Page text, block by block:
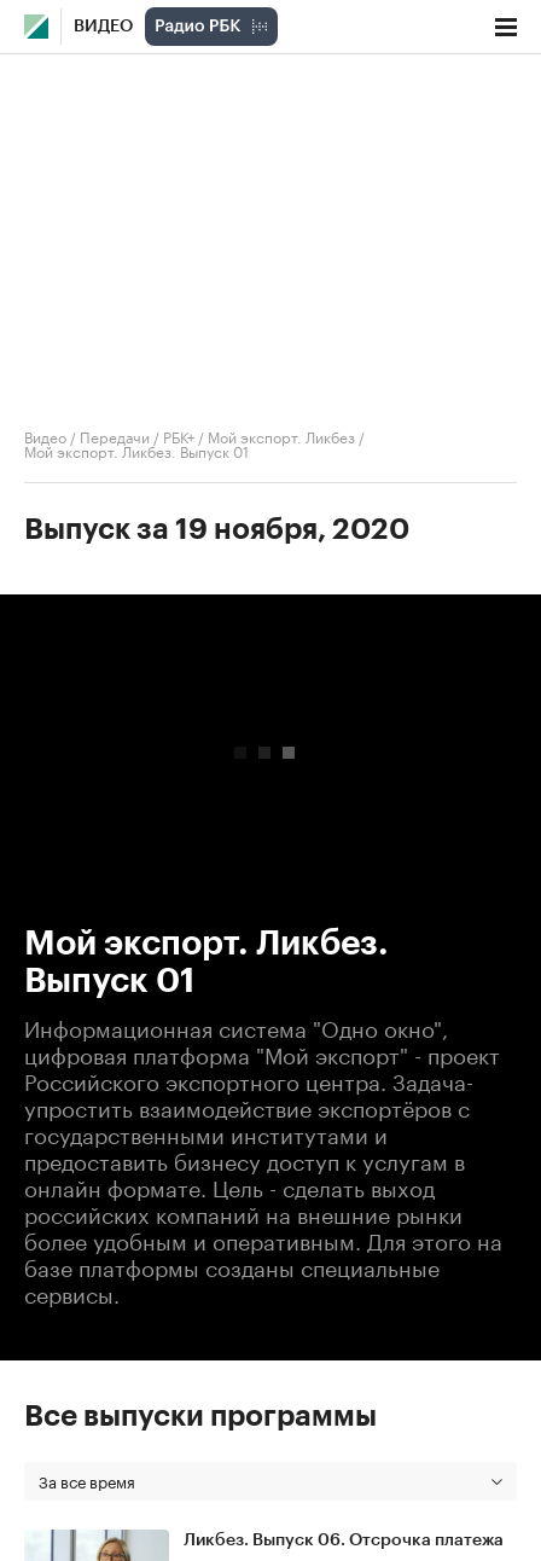
ВИДЕО
Видео / Передачи / РБК+ / Мой экспорт. Ликбез /
Мой экспорт. Ликбез. Выпуск 01
Выпуск за 19 ноября, 2020
Мой экспорт. Ликбез.
Выпуск 01
Информационная система "Одно окно",
цифровая платформа "Мой экспорт" - проект
Российского экспортного центра. Задача-
упростить взаимодействие экспортёров с
государственными институтами и
предоставить бизнесу доступ к услугам в
онлайн формате. Цель - сделать выход
российских компаний на внешние рынки
более удобным и оперативным. Для этого на
базе платформы созданы специальные
сервисы.
Все выпуски программы
За все время
Ликбез. Выпуск 06. Отсрочка платежа